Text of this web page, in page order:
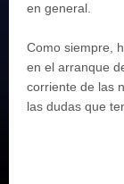
en general.
Como siempre,
en el arranque
corriente de las
las dudas que